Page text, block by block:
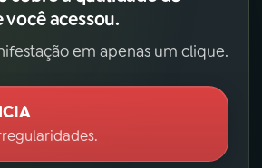
acessou.
em apenas um clique.